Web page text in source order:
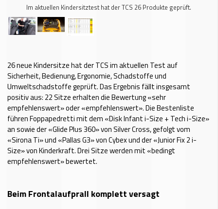
Im aktuellen Kindersitztest hat der TCS 26 Produkte geprüft.
26 neue Kindersitze hat der TCS im aktuellen Test auf
Sicherheit, Bedienung, Ergonomie, Schadstoffe und
Umweltschadstoffe geprüft. Das Ergebnis fällt insgesamt
positiv aus: 22 Sitze erhalten die Bewertung «sehr
empfehlenswert» oder «empfehlenswert». Die Bestenliste
führen Foppapedretti mit dem «Disk Infant i-Size + Tech i-Size»
an sowie der «Glide Plus 360» von Silver Cross, gefolgt vom
«Sirona Ti» und «Pallas G3» von Cybex und der «Junior Fix 2 i-
Size» von Kinderkraft. Drei Sitze werden mit «bedingt
empfehlenswert» bewertet.
Beim Frontalaufprall komplett versagt